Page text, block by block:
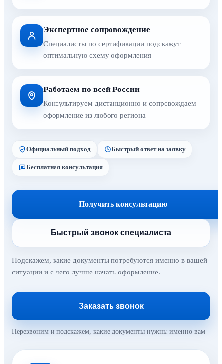
Экспертное сопровождение
Специалисты по сертификации подскажут
оптимальную схему оформления
Работаем по всей России
Консультируем дистанционно и сопровождаем
оформление из любого региона
Официальный подход Быстрый ответ на заявку
Бесплатная консультация
Получить консультацию
Быстрый звонок специалиста
Подскажем, какие документы потребуются именно в вашей
ситуации и с чего лучше начать оформление.
Заказать звонок
Перезвоним и подскажем, какие документы нужны именно вам